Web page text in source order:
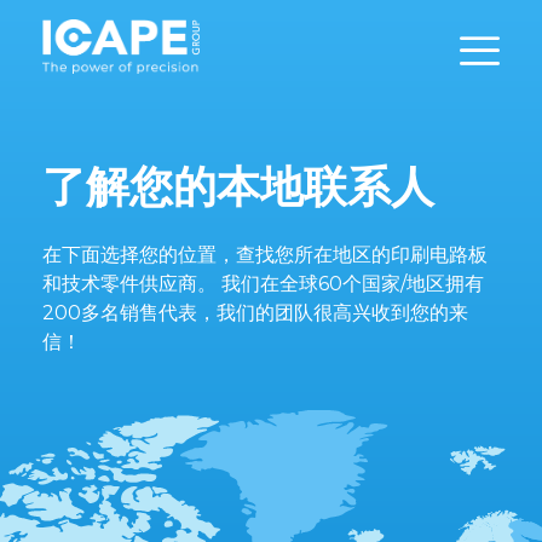
了解您的本地联系人
在下面选择您的位置，查找您所在地区的印刷电路板
和技术零件供应商。 我们在全球60个国家/地区拥有
200多名销售代表，我们的团队很高兴收到您的来
信！